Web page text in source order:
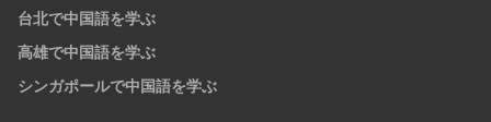
台北で中国語を学ぶ
高雄で中国語を学ぶ
シンガポールで中国語を学ぶ